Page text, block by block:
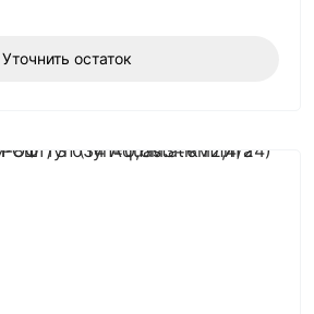
Уточнить остаток